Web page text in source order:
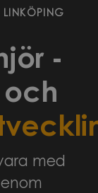
LINKÖPING
-
och
med